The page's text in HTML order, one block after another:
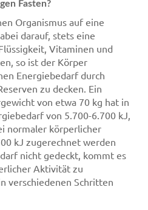
Fasten?
Organismus auf eine
darauf, stets eine
Vitaminen und
so ist der Körper
Energiebedarf durch
zu decken. Ein
von etwa 70 kg hat in
von 5.700-6.700 kJ,
normaler körperlicher
kJ zugerechnet werden
nicht gedeckt, kommt es
Aktivität zu
verschiedenen Schritten